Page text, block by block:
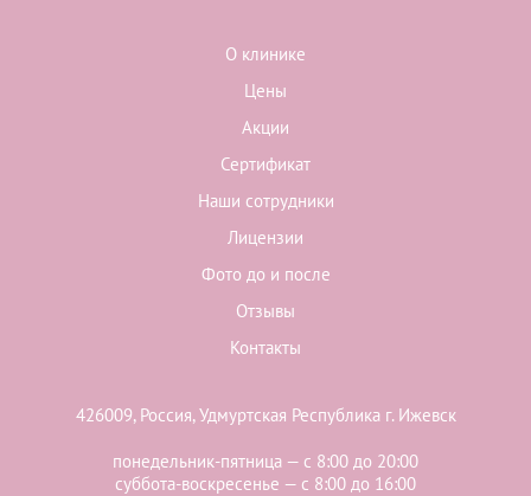
О клинике
Цены
Акции
Сертификат
Наши сотрудники
Лицензии
Фото до и после
Отзывы
Контакты
426009, Россия, Удмуртская Республика г. Ижевск
понедельник-пятница — с 8:00 до 20:00
суббота-воскресенье — с 8:00 до 16:00